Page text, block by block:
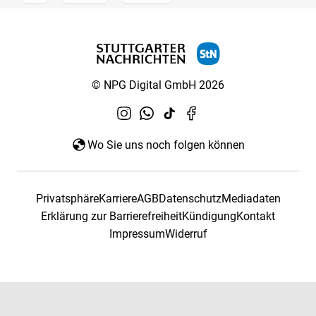
© NPG Digital GmbH 2026
Wo Sie uns noch folgen können
PrivatsphäreKarriereAGBDatenschutzMediadaten
Erklärung zur BarrierefreiheitKündigungKontakt
ImpressumWiderruf